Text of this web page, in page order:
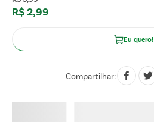
R$2,99
Eu quero!
Compartilhar